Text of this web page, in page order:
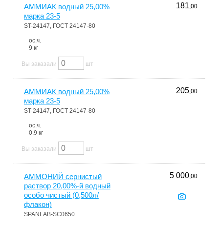
АММИАК водный 25,00%
марка 23-5
ST-24147, ГОСТ 24147-80
ос.ч.
9 кг
181,00
Вы заказали шт
АММИАК водный 25,00%
марка 23-5
ST-24147, ГОСТ 24147-80
ос.ч.
0.9 кг
205,00
Вы заказали шт
АММОНИЙ сернистый
раствор 20,00%-й водный
особо чистый (0,500л/
флакон)
SPANLAB-SC0650
5 000,00